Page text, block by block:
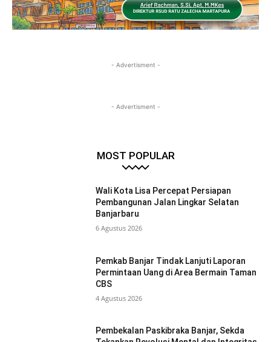
- Advertisment -
- Advertisment -
MOST POPULAR
Wali Kota Lisa Percepat Persiapan
Pembangunan Jalan Lingkar Selatan
Banjarbaru
6 Agustus 2026
Pemkab Banjar Tindak Lanjuti Laporan
Permintaan Uang di Area Bermain Taman
CBS
4 Agustus 2026
Pembekalan Paskibraka Banjar, Sekda